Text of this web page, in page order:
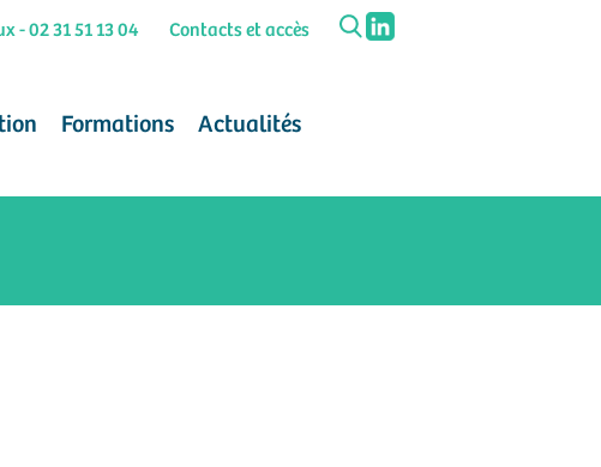
-02 31 51 13 04 Contacts et accès
Formations Actualités